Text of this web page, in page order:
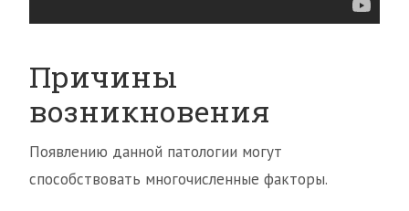
Причины
возникновения
Появлению данной патологии могут
способствовать многочисленные факторы.